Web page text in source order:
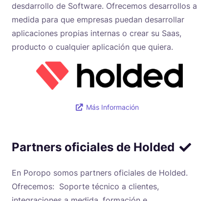
desdarrollo de Software. Ofrecemos desarrollos a
medida para que empresas puedan desarrollar
aplicaciones propias internas o crear su Saas,
producto o cualquier aplicación que quiera.
Más Información
Partners oficiales de Holded
En Poropo somos partners oficiales de Holded.
Ofrecemos: Soporte técnico a clientes,